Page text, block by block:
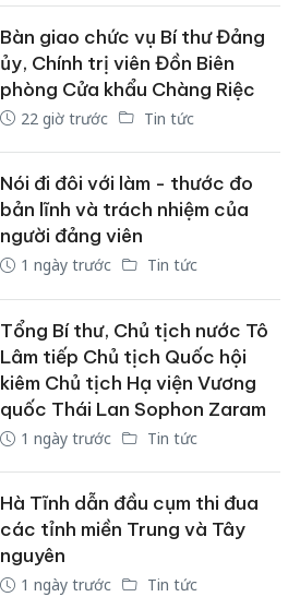
Bàn giao chức vụ Bí thư Đảng
ủy, Chính trị viên Đồn Biên
phòng Cửa khẩu Chàng Riệc
22 giờ trước Tin tức
Nói đi đôi với làm - thước đo
bản lĩnh và trách nhiệm của
người đảng viên
1 ngày trước Tin tức
Tổng Bí thư, Chủ tịch nước Tô
Lâm tiếp Chủ tịch Quốc hội
kiêm Chủ tịch Hạ viện Vương
quốc Thái Lan Sophon Zaram
1 ngày trước Tin tức
Hà Tĩnh dẫn đầu cụm thi đua
các tỉnh miền Trung và Tây
nguyên
1 ngày trước Tin tức